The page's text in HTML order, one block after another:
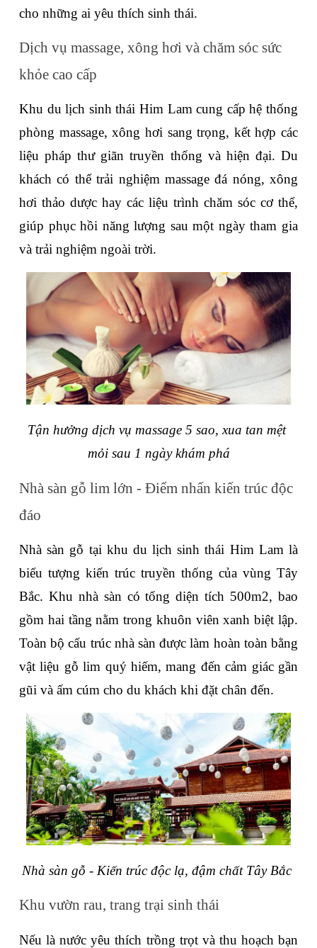
cho những ai yêu thích sinh thái.
Dịch vụ massage, xông hơi và chăm sóc sức
khỏe cao cấp
Khu du lịch sinh thái Him Lam cung cấp hệ thống
phòng massage, xông hơi sang trọng, kết hợp các
liệu pháp thư giãn truyền thống và hiện đại. Du
khách có thể trải nghiệm massage đá nóng, xông
hơi thảo dược hay các liệu trình chăm sóc cơ thể,
giúp phục hồi năng lượng sau một ngày tham gia
và trải nghiệm ngoài trời.
Tận hưởng dịch vụ massage 5 sao, xua tan mệt
mỏi sau 1 ngày khám phá
Nhà sàn gỗ lim lớn - Điểm nhấn kiến trúc độc
đáo
Nhà sàn gỗ tại khu du lịch sinh thái Him Lam là
biểu tượng kiến trúc truyền thống của vùng Tây
Bắc. Khu nhà sàn có tổng diện tích 500m2, bao
gồm hai tầng nằm trong khuôn viên xanh biệt lập.
Toàn bộ cấu trúc nhà sàn được làm hoàn toàn bằng
vật liệu gỗ lim quý hiếm, mang đến cảm giác gần
gũi và ấm cúm cho du khách khi đặt chân đến.
Nhà sàn gỗ - Kiến trúc độc lạ, đậm chất Tây Bắc
Khu vườn rau, trang trại sinh thái
Nếu là nước yêu thích trồng trọt và thu hoạch bạn